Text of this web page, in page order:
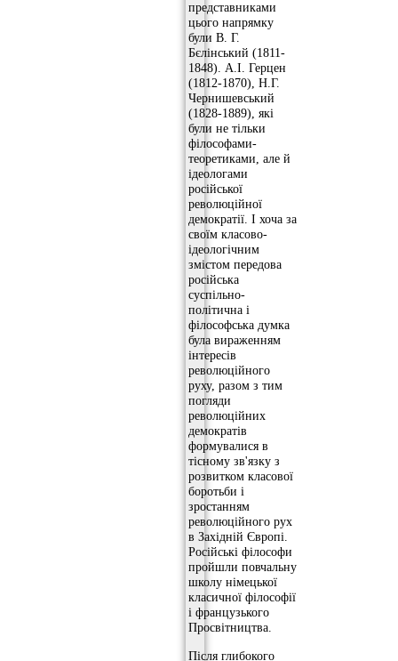
представниками
цього напрямку
були В. Г.
Бєлінський (1811-
1848). А.І. Герцен
(1812-1870), Н.Г.
Чернишевський
(1828-1889), які
були не тільки
філософами-
теоретиками, але й
ідеологами
російської
революційної
демократії. І хоча за
своїм класово-
ідеологічним
змістом передова
російська
суспільно-
політична і
філософська думка
була вираженням
інтересів
революційного
руху, разом з тим
погляди
революційних
демократів
формувалися в
тісному зв'язку з
розвитком класової
боротьби і
зростанням
революційного рух
в Західній Європі.
Російські філософи
пройшли повчальну
школу німецької
класичної філософії
і французького
Просвітництва.
Після глибокого